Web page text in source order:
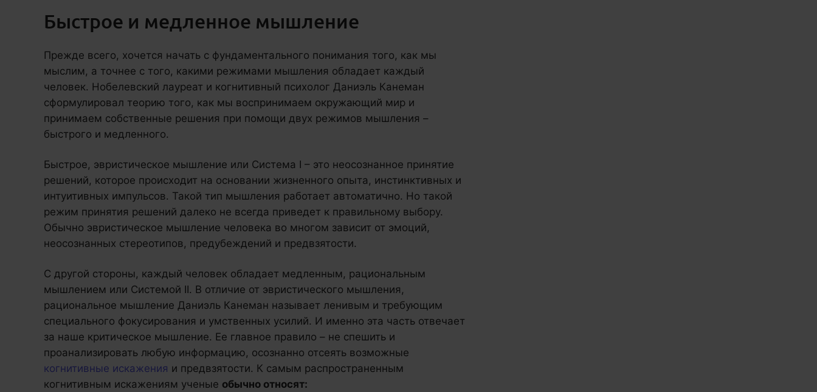
Быстрое и медленное мышление
Прежде всего, хочется начать с фундаментального понимания того, как мы
мыслим, а точнее с того, какими режимами мышления обладает каждый
человек. Нобелевский лауреат и когнитивный психолог Даниэль Канеман
сформулировал теорию того, как мы воспринимаем окружающий мир и
принимаем собственные решения при помощи двух режимов мышления –
быстрого и медленного.
Быстрое, эвристическое мышление или Система I – это неосознанное принятие
решений, которое происходит на основании жизненного опыта, инстинктивных и
интуитивных импульсов. Такой тип мышления работает автоматично. Но такой
режим принятия решений далеко не всегда приведет к правильному выбору.
Обычно эвристическое мышление человека во многом зависит от эмоций,
неосознанных стереотипов, предубеждений и предвзятости.
С другой стороны, каждый человек обладает медленным, рациональным
мышлением или Системой II. В отличие от эвристического мышления,
рациональное мышление Даниэль Канеман называет ленивым и требующим
специального фокусирования и умственных усилий. И именно эта часть отвечает
за наше критическое мышление. Ее главное правило – не спешить и
проанализировать любую информацию, осознанно отсеять возможные
когнитивные искажения и предвзятости. К самым распространенным
когнитивным искажениям ученые обычно относят: